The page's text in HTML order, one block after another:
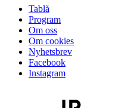
Tablå
Program
Om oss
Om cookies
Nyhetsbrev
Facebook
Instagram